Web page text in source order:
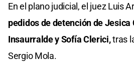
En el plano judicial, el juez Luis
pedidos de detención de
Insaurralde y Sofía Clerici,tras
Sergio Mola.